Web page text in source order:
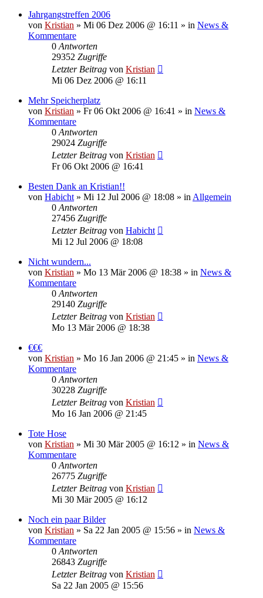
Jahrgangstreffen 2006
von Kristian » Mi 06 Dez 2006 @ 16:11 » in News &
Kommentare
0 Antworten
29352 Zugriffe
Letzter Beitrag von Kristian
Mi 06 Dez 2006 @ 16:11
Mehr Speicherplatz
von Kristian » Fr 06 Okt 2006 @ 16:41 » in News &
Kommentare
0 Antworten
29024 Zugriffe
Letzter Beitrag von Kristian
Fr 06 Okt 2006 @ 16:41
Besten Dank an Kristian!!
von Habicht » Mi 12 Jul 2006 @ 18:08 » in Allgemein
0 Antworten
27456 Zugriffe
Letzter Beitrag von Habicht
Mi 12 Jul 2006 @ 18:08
Nicht wundern...
von Kristian » Mo 13 Mär 2006 @ 18:38 » in News &
Kommentare
0 Antworten
29140 Zugriffe
Letzter Beitrag von Kristian
Mo 13 Mär 2006 @ 18:38
€€€
von Kristian » Mo 16 Jan 2006 @ 21:45 » in News &
Kommentare
0 Antworten
30228 Zugriffe
Letzter Beitrag von Kristian
Mo 16 Jan 2006 @ 21:45
Tote Hose
von Kristian » Mi 30 Mär 2005 @ 16:12 » in News &
Kommentare
0 Antworten
26775 Zugriffe
Letzter Beitrag von Kristian
Mi 30 Mär 2005 @ 16:12
Noch ein paar Bilder
von Kristian » Sa 22 Jan 2005 @ 15:56 » in News &
Kommentare
0 Antworten
26843 Zugriffe
Letzter Beitrag von Kristian
Sa 22 Jan 2005 @ 15:56